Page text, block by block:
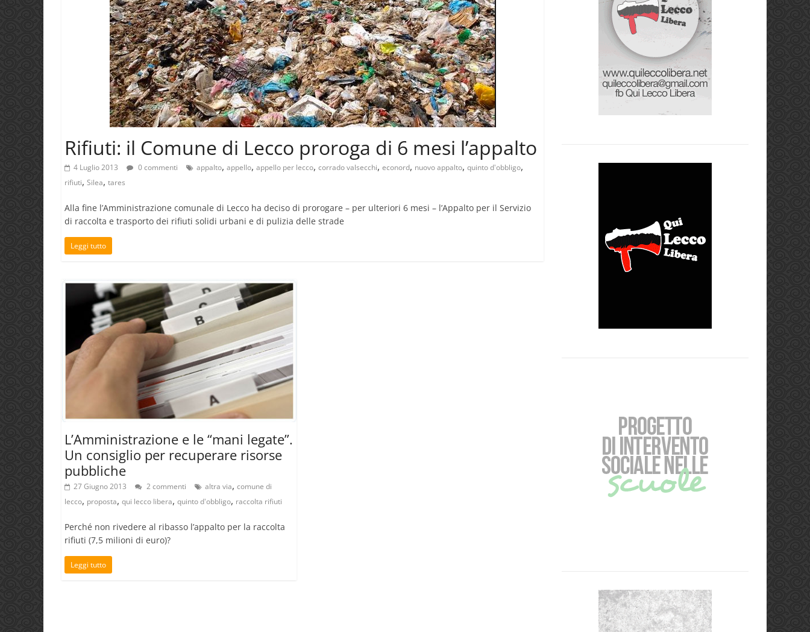
Rifiuti: il Comune di Lecco proroga di 6 mesi l’appalto
4 Luglio 2013 0 commenti appalto, appello, appello per lecco, corrado valsecchi, econord, nuovo appalto, quinto d'obbligo,
rifiuti, Silea, tares
Alla fine l’Amministrazione comunale di Lecco ha deciso di prorogare – per ulteriori 6 mesi – l’Appalto per il Servizio
di raccolta e trasporto dei rifiuti solidi urbani e di pulizia delle strade
Leggi tutto
L’Amministrazione e le “mani legate”.
Un consiglio per recuperare risorse
pubbliche
27 Giugno 2013 2 commenti altra via, comune di
lecco, proposta, qui lecco libera, quinto d'obbligo, raccolta rifiuti
Perché non rivedere al ribasso l’appalto per la raccolta
rifiuti (7,5 milioni di euro)?
Leggi tutto